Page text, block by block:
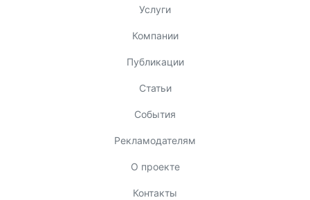
Услуги
Компании
Публикации
Статьи
События
Рекламодателям
О проекте
Контакты